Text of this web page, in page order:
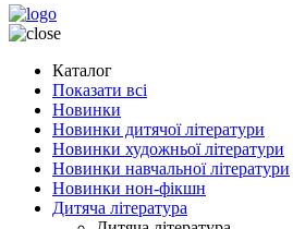
Каталог
Показати всі
Новинки
Новинки дитячої літератури
Новинки художньої літератури
Новинки навчальної літератури
Новинки нон-фікшн
Дитяча література